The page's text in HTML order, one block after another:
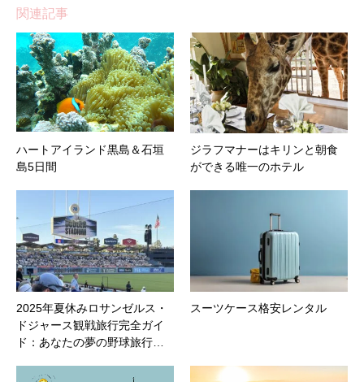
関連記事
ハートアイランド黒島＆石垣
島5日間
ジラフマナーはキリンと朝食
ができる唯一のホテル
2025年夏休みロサンゼルス・
ドジャース観戦旅行完全ガイ
ド：あなたの夢の野球旅行…
スーツケース格安レンタル